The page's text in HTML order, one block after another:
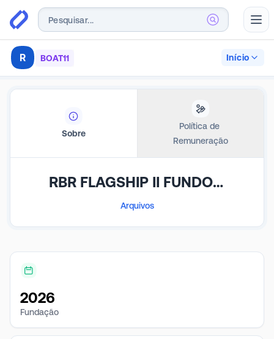
R BOAT11 Início
Sobre
Política de
Remuneração
RBR FLAGSHIP II FUNDO DE INVESTIMENTO IMOBILIÁRIO RESPONSABILIDADE LIMITADA
Arquivos
2026
Fundação